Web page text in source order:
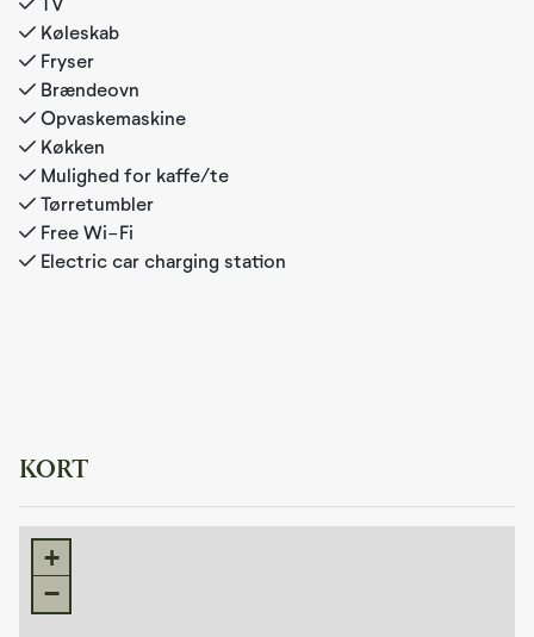
Køleskab
Fryser
Brændeovn
Opvaskemaskine
Køkken
Mulighed for kaffe/te
Tørretumbler
Free Wi-Fi
Electric car charging station
KORT
+
−